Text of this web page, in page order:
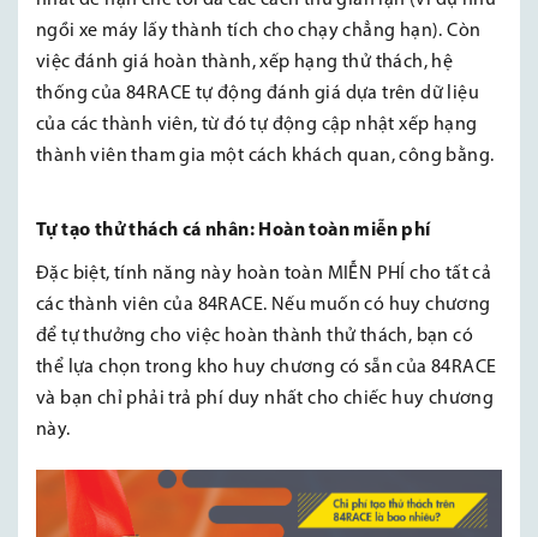
ngồi xe máy lấy thành tích cho chạy chẳng hạn). Còn
việc đánh giá hoàn thành, xếp hạng thử thách, hệ
thống của 84RACE tự động đánh giá dựa trên dữ liệu
của các thành viên, từ đó tự động cập nhật xếp hạng
thành viên tham gia một cách khách quan, công bằng.
Tự tạo thử thách cá nhân: Hoàn toàn miễn phí
Đặc biệt, tính năng này hoàn toàn MIỄN PHÍ cho tất cả
các thành viên của 84RACE. Nếu muốn có huy chương
để tự thưởng cho việc hoàn thành thử thách, bạn có
thể lựa chọn trong kho huy chương có sẵn của 84RACE
và bạn chỉ phải trả phí duy nhất cho chiếc huy chương
này.